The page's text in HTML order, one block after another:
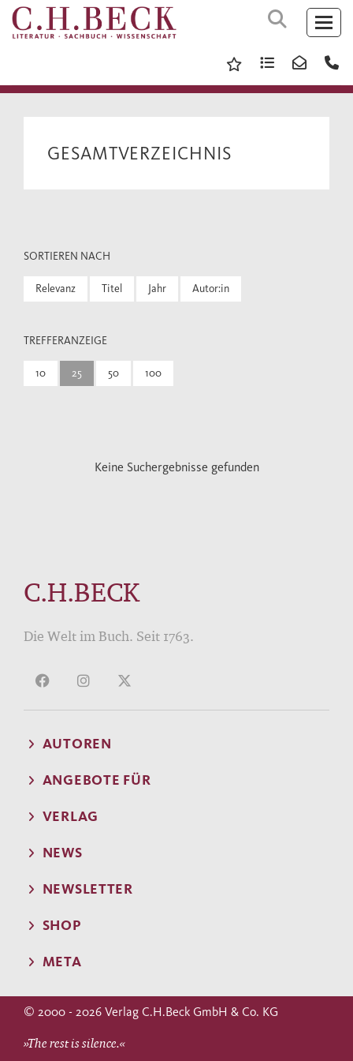
GESAMTVERZEICHNIS
SORTIEREN NACH
Relevanz Titel Jahr Autor:in
TREFFERANZEIGE
10 25 50 100
Keine Suchergebnisse gefunden
C.H.BECK
Die Welt im Buch. Seit 1763.
AUTOREN
ANGEBOTE FÜR
VERLAG
NEWS
NEWSLETTER
SHOP
META
© 2000 - 2026 Verlag C.H.Beck GmbH & Co. KG
»The rest is silence.«